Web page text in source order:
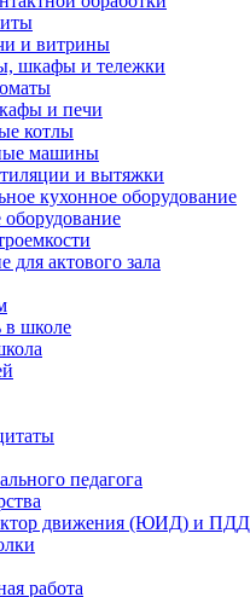
и витрины
шкафы и тележки
и печи
котлы
машины
и вытяжки
кухонное оборудование
для актового зала
в школе
педагога
движения (ЮИД) и ПДД
работа